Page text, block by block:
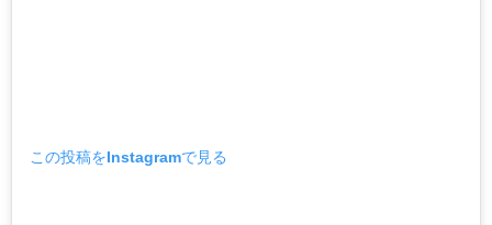
この投稿をInstagramで見る